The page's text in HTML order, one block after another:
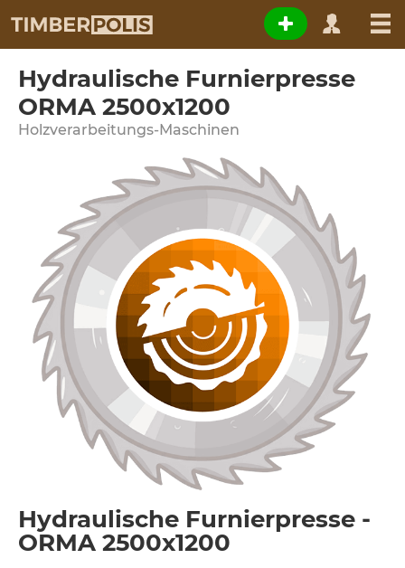
Hydraulische Furnierpresse
ORMA 2500x1200
Holzverarbeitungs-Maschinen
Hydraulische Furnierpresse -
ORMA 2500x1200